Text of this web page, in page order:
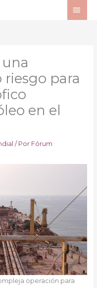
para
en el
/ Por Fórum
operación para